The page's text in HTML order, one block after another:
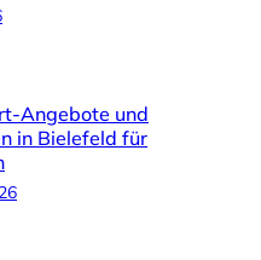
Angebote und
in Bielefeld für